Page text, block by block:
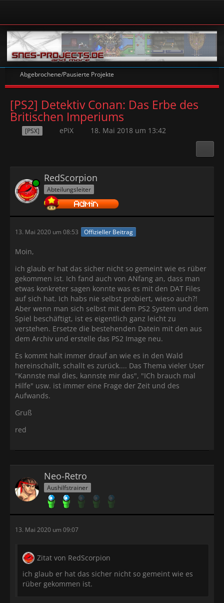
Abgebrochene/Pausierte Projekte
[PS2] Detektiv Conan: Das Erbe des
Britischen Imperiums
[PSX] ePiX 18. Mai 2018 um 13:42
Online RedScorpion
Abteilungsleiter
13. Mai 2020 um 08:53 Offizieller Beitrag
Moin,
ich glaub er hat das sicher nicht so gemeint wie es rüber
gekommen ist. Ich fand auch von ANfang an, dass man
etwas konkreter sagen konnte was es mit den DAT Files
auf sich hat. Ich habs nie selbst probiert, wieso auch?!
Aber wenn man sich selbst mit dem PS2 System und dem
Spiel beschäftigt, ist es eigentlich ganz leicht zu
verstehen. Ersetze die bestehenden Datein mit den aus
dem Archiv und erstelle das PS2 Image neu.
Es kommt halt immer drauf an wie es in den Wald
hereinschallt, schallt es zurück.... Das Thema vieler User
"Kannste mal dies, kannste mir das", "ICh brauch mal
Hilfe" usw. ist immer eine Frage der Zeit und des
Aufwands.
Gruß
red
Neo-Retro
Aushilfstrainer
13. Mai 2020 um 09:07
Zitat von RedScorpion
ich glaub er hat das sicher nicht so gemeint wie es
rüber gekommen ist.